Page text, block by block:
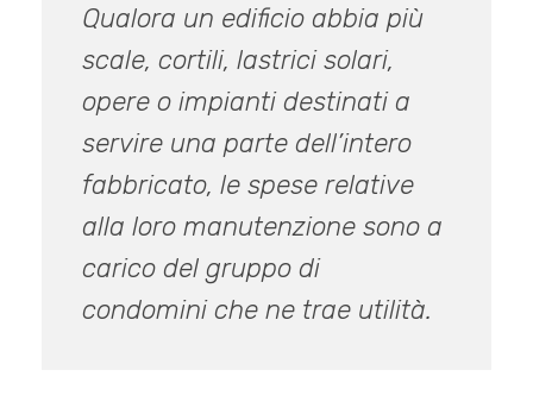
Qualora un edificio abbia più
scale, cortili, lastrici solari,
opere o impianti destinati a
servire una parte dell’intero
fabbricato, le spese relative
alla loro manutenzione sono a
carico del gruppo di
condomini che ne trae utilità.